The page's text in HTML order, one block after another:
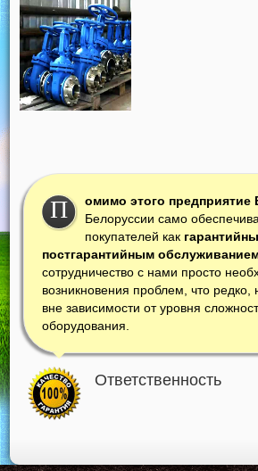
П омимо этого предприятие
Белоруссии само
покупателей как
постгарантийным
сотрудничество с нами просто
возникновения проблем, что редко,
вне зависимости от уровня
оборудования.
Ответственность